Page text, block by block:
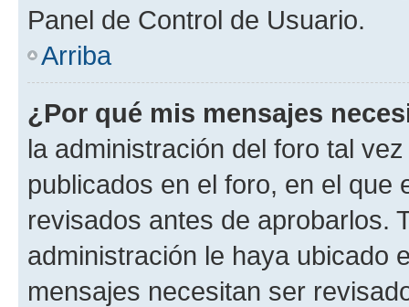
Panel de Control de Usuario.
Arriba
¿Por qué mis mensajes
la administración del foro tal
publicados en el foro, en el
revisados antes de aprobarlos.
administración le haya ubicado
mensajes necesitan ser